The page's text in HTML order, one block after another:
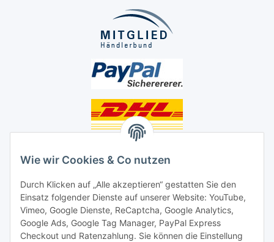
Wie wir Cookies & Co nutzen
Durch Klicken auf „Alle akzeptieren“ gestatten Sie den
Einsatz folgender Dienste auf unserer Website: YouTube,
Vimeo, Google Dienste, ReCaptcha, Google Analytics,
Google Ads, Google Tag Manager, PayPal Express
Checkout und Ratenzahlung. Sie können die Einstellung
Social Media
Unsere Dienstleistungen
Lampenreparatur